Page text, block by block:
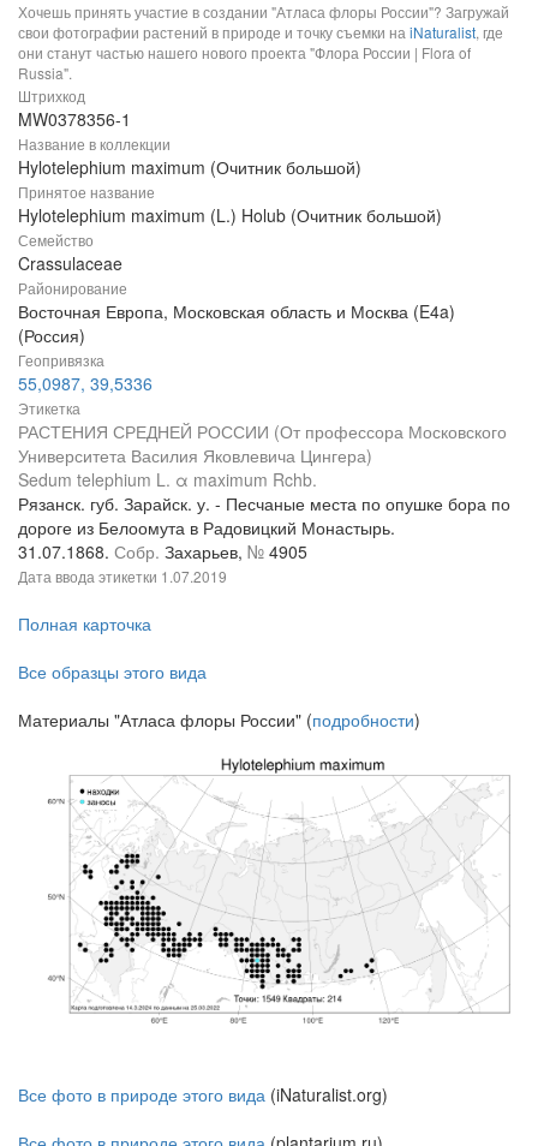
Хочешь принять участие в создании "Атласа флоры России"? Загружай
свои фотографии растений в природе и точку съемки на iNaturalist, где
они станут частью нашего нового проекта "Флора России | Flora of
Russia".
Штрихкод
MW0378356-1
Название в коллекции
Hylotelephium maximum (Очитник большой)
Принятое название
Hylotelephium maximum (L.) Holub (Очитник большой)
Семейство
Crassulaceae
Районирование
Восточная Европа, Московская область и Москва (E4a)
(Россия)
Геопривязка
55,0987, 39,5336
Этикетка
РАСТЕНИЯ СРЕДНЕЙ РОССИИ (От профессора Московского
Университета Василия Яковлевича Цингера)
Sedum telephium L. α maximum Rchb.
Рязанск. губ. Зарайск. у. - Песчаные места по опушке бора по
дороге из Белоомута в Радовицкий Монастырь.
31.07.1868. Собр. Захарьев, № 4905
Дата ввода этикетки 1.07.2019
Полная карточка
Все образцы этого вида
Материалы "Атласа флоры России" (подробности)
Все фото в природе этого вида (iNaturalist.org)